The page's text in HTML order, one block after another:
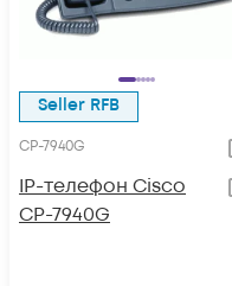
Seller RFB
CP-7940G
IP-телефон Cisco
CP-7940G